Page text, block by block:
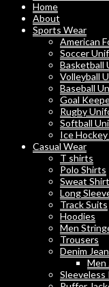
Home
About
Sports Wear
American
Soccer
Basketball
Volleyball
Baseball
Goal
Rugby
Softball
Ice
Casual Wear
T shirts
Polo Shirts
Sweat
Long
Track Suits
Hoodies
Men
Trousers
Denim
Men
Sleeveless